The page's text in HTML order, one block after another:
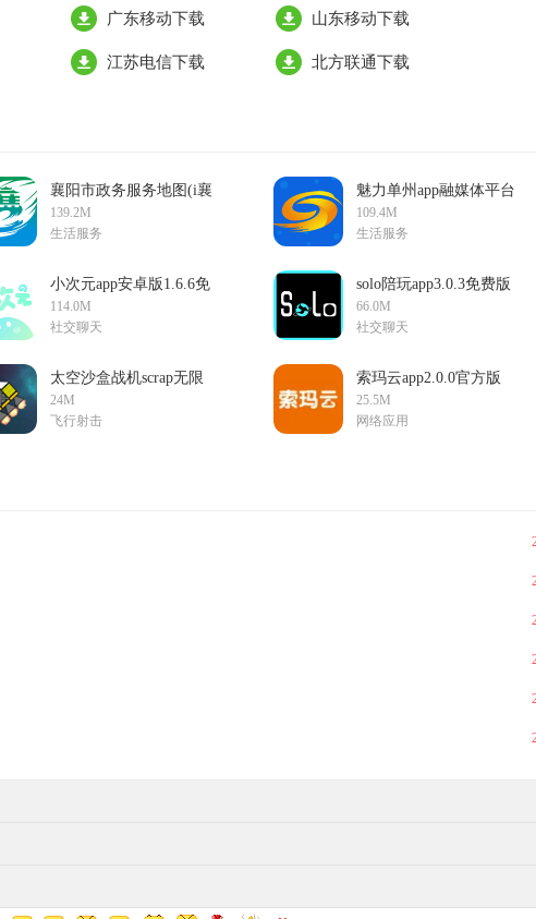
广东移动下载 山东移动下载
江苏电信下载 北方联通下载
襄阳市政务服务地图(i襄
阳App)1.21.60官方版
139.2M
生活服务
魅力单州app融媒体平台
0.0.54最新版
109.4M
生活服务
小次元app安卓版1.6.6免
费版
114.0M
社交聊天
solo陪玩app3.0.3免费版
66.0M
社交聊天
太空沙盒战机scrap无限
版0.40破解版
24M
飞行射击
索玛云app2.0.0官方版
25.5M
网络应用